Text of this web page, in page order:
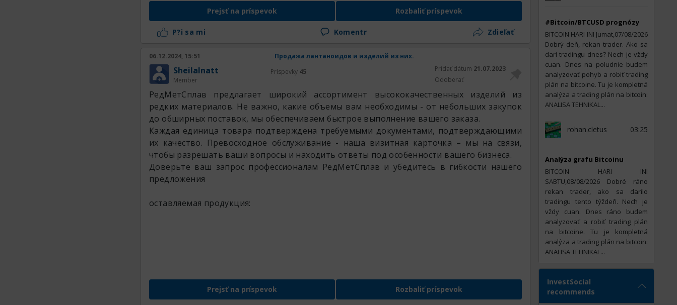
Prejsť na príspevok Rozbaliť príspevok
P?i sa mi Komentr Zdieľať
06.12.2024, 15:51 Продажа лантаноидов и изделий из них.
SheilaInatt
Member
Príspevky 45 Pridať dátum 21.07.2023
Odoberať
РедМетСплав предлагает широкий ассортимент высококачественных изделий из
редких материалов. Не важно, какие объемы вам необходимы - от небольших закупок
до обширных поставок, мы обеспечиваем быстрое выполнение вашего заказа.
Каждая единица товара подтверждена требуемыми документами, подтверждающими
их качество. Превосходное обслуживание - наша визитная карточка – мы на связи,
чтобы разрешать ваши вопросы и находить ответы под особенности вашего бизнеса.
Доверьте ваш запрос профессионалам РедМетСплав и убедитесь в гибкости нашего
предложения
оставляемая продукция:
Prejsť na príspevok Rozbaliť príspevok
#Bitcoin/BTCUSD prognózy
BITCOIN HARI INI Jumat,07/08/2026
Dobrý deň, rekan trader. Ako sa
darí tradingu dnes? Nech je vždy
cuan. Dnes na poludnie budem
analyzovať pohyb a robiť trading
plán na bitcoine. Tu je kompletná
analýza a trading plán na bitcoin:
ANALISA TEHNIKAL...
rohan.cletus 03:25
Analýza grafu Bitcoinu
BITCOIN HARI INI
SABTU,08/08/2026 Dobré ráno
rekan trader, ako sa darilo
tradingu tento týždeň. Nech je
vždy cuan. Dnes ráno budem
analyzovať a robiť trading plán
na bitcoine. Tu je kompletná
analýza a trading plán na bitcoin:
ANALISA TEHNIKAL...
InvestSocial
recommends